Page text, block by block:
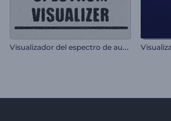
V
isualizador del espectro de audio distorsionado